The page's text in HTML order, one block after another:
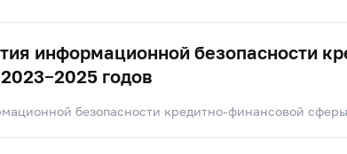
информационной безопасности
годов
безопасности кредитно-финансовой сферы